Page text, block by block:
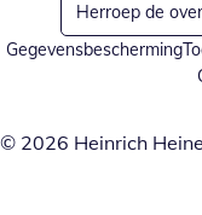
Herroep de
Gegevensbescherming
© 2026 Heinrich